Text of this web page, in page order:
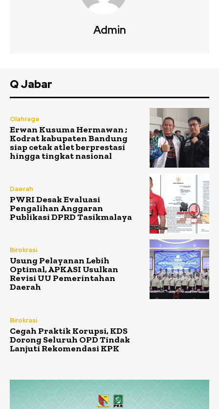
Admin
Q Jabar
Olahraga
Erwan Kusuma Hermawan ;
Kodrat kabupaten Bandung
siap cetak atlet berprestasi
hingga tingkat nasional
Daerah
PWRI Desak Evaluasi
Pengalihan Anggaran
Publikasi DPRD Tasikmalaya
Birokrasi
Usung Pelayanan Lebih
Optimal, APKASI Usulkan
Revisi UU Pemerintahan
Daerah
Birokrasi
Cegah Praktik Korupsi, KDS
Dorong Seluruh OPD Tindak
Lanjuti Rekomendasi KPK